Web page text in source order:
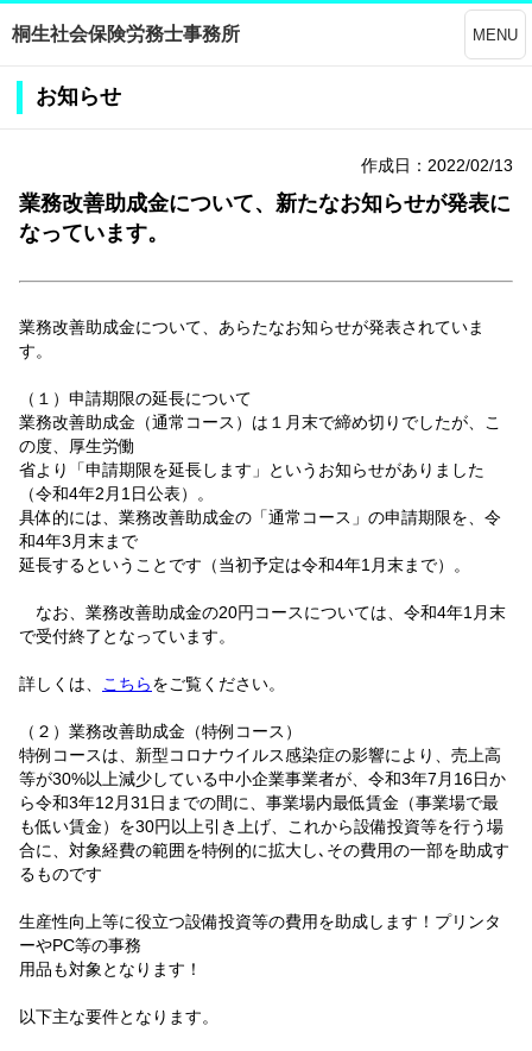
桐生社会保険労務士事務所 MENU
お知らせ
作成日：2022/02/13
業務改善助成金について、新たなお知らせが発表に
なっています。
業務改善助成金について、あらたなお知らせが発表されていま
す。
（１）申請期限の延長について
業務改善助成金（通常コース）は１月末で締め切りでしたが、こ
の度、厚生労働
省より「申請期限を延長します」というお知らせがありました
（令和4年2月1日公表）。
具体的には、業務改善助成金の「通常コース」の申請期限を、令
和4年3月末まで
延長するということです（当初予定は令和4年1月末まで）。
なお、業務改善助成金の20円コースについては、令和4年1月末
で受付終了となっています。
詳しくは、 こちらをご覧ください。
（２）業務改善助成金（特例コース）
特例コースは、新型コロナウイルス感染症の影響により、売上高
等が30%以上減少している中小企業事業者が、令和3年7月16日か
ら令和3年12月31日までの間に、事業場内最低賃金（事業場で最
も低い賃金）を30円以上引き上げ、これから設備投資等を行う場
合に、対象経費の範囲を特例的に拡大し､その費用の一部を助成す
るものです
生産性向上等に役立つ設備投資等の費用を助成します！プリンタ
ーやPC等の事務
用品も対象となります！
以下主な要件となります。